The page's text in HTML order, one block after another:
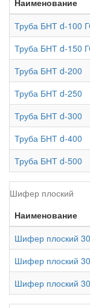
Труба БНТ d-100
Труба БНТ d-150
Труба БНТ d-200
Труба БНТ d-250
Труба БНТ d-300
Труба БНТ d-400
Труба БНТ d-500
Шифер плоский
Наименование
Шифер плоский
Шифер плоский
Шифер плоский